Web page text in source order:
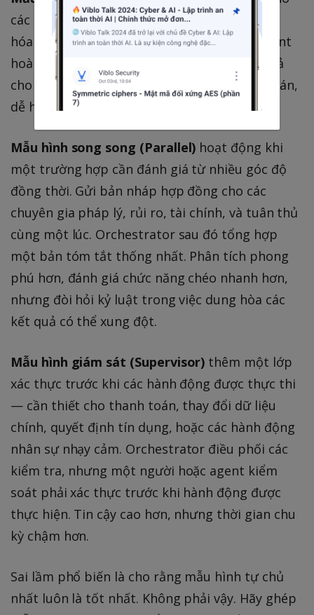
các quy trình tuyến tính — onboarding, xử lý
hóa đơn, yêu cầu dịch vụ tiêu chuẩn. Mỗi agent
hoàn thành một bước, sau đó chuyển kết quả
cho bước tiếp theo. Đơn giản, có thể kiểm toán,
dễ hiểu cho doanh nghiệp.
Mẫu hình song song (Parallel) hoạt động khi
một trường hợp cần đánh giá từ nhiều góc độ
đồng thời. Gửi bản nháp hợp đồng cho các
chuyên gia pháp lý, rủi ro, tài chính, và tuân thủ
cùng một lúc. Orchestrator sau đó tổng hợp
một bản tóm tắt thống nhất. Phân tích phong
phú hơn, đánh giá chức năng chéo nhanh hơn,
nhưng đòi hỏi kỷ luật trong việc dung hòa các
kết quả có thể xung đột.
Mẫu hình giám sát (Supervisor) thêm một lớp
xác thực trước khi các hành động được thực thi
— cần thiết cho thanh toán, thay đổi dữ liệu
chính, quyết định tín dụng, hoặc các hành động
nhân sự nhạy cảm. Orchestrator điều phối các
kiểm tra, nhưng một người hoặc agent kiểm
soát phải xác thực trước khi hành động được
thực hiện. Tin cậy cao hơn, nhưng thời gian chu
kỳ chậm hơn.
Sai lầm phổ biến là cho rằng mẫu hình tự chủ
nhất luôn là tốt nhất. Không phải vậy. Hãy ghép